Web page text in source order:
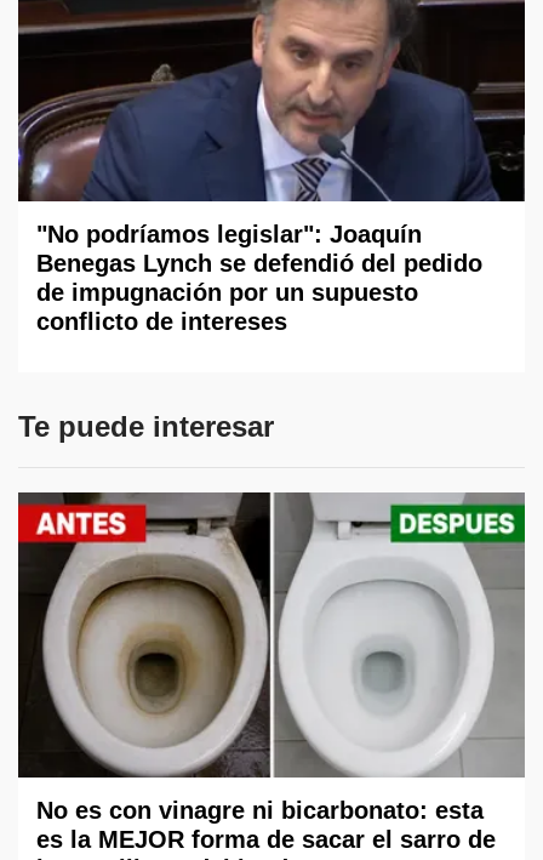
"No podríamos legislar": Joaquín
Benegas Lynch se defendió del pedido
de impugnación por un supuesto
conflicto de intereses
Te puede interesar
No es con vinagre ni bicarbonato: esta
es la MEJOR forma de sacar el sarro de